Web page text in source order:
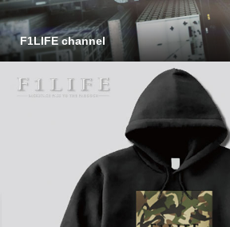
F1LIFE channel